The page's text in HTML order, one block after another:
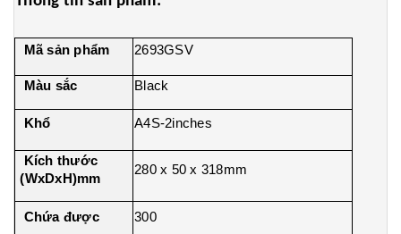
Mã sản phẩm 2693GSV
Màu sắc Black
Khổ A4S-2inches
Kích thước
(WxDxH)mm
280 x 50 x 318mm
Chứa được 300